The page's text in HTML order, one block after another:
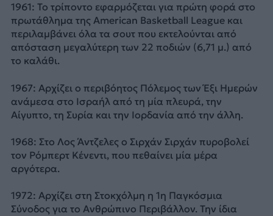
1961: Το τρίποντο εφαρμόζεται για πρώτη φορά στο
πρωτάθλημα της American Basketball League και
περιλαμβάνει όλα τα σουτ που εκτελούνται από
απόσταση μεγαλύτερη των 22 ποδιών (6,71 μ.) από
το καλάθι.
1967: Αρχίζει ο περιβόητος Πόλεμος των Έξι Ημερών
ανάμεσα στο Ισραήλ από τη μία πλευρά, την
Αίγυπτο, τη Συρία και την Ιορδανία από την άλλη.
1968: Στο Λος Άντζελες ο Σιρχάν Σιρχάν πυροβολεί
τον Ρόμπερτ Κένεντι, που πεθαίνει μία μέρα
αργότερα.
1972: Αρχίζει στη Στοκχόλμη η 1η Παγκόσμια
Σύνοδος για το Ανθρώπινο Περιβάλλον. Την ίδια